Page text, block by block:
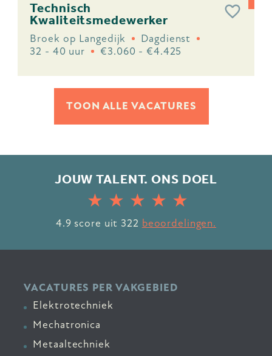
Technisch
Kwaliteitsmedewerker
Broek op Langedijk
Dagdienst
32 - 40 uur
€3.060 - €4.425
TOON ALLE VACATURES
JOUW TALENT. ONS DOEL
4.9 score uit 322 beoordelingen.
VACATURES PER VAKGEBIED
Elektrotechniek
Mechatronica
Metaaltechniek